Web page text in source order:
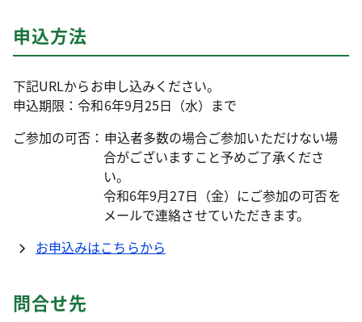
申込方法
下記URLからお申し込みください。
申込期限：令和6年9月25日（水）まで
ご参加の可否：申込者多数の場合ご参加いただけない場
合がございますこと予めご了承くださ
い。
令和6年9月27日（金）にご参加の可否を
メールで連絡させていただきます。
お申込みはこちらから
問合せ先